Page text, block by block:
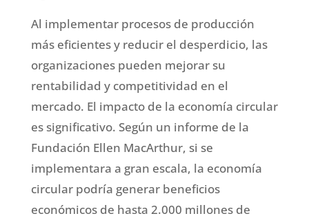
Al implementar procesos de producción
más eficientes y reducir el desperdicio, las
organizaciones pueden mejorar su
rentabilidad y competitividad en el
mercado. El impacto de la economía circular
es significativo. Según un informe de la
Fundación Ellen MacArthur, si se
implementara a gran escala, la economía
circular podría generar beneficios
económicos de hasta 2.000 millones de